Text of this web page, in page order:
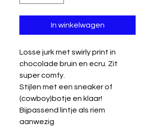
In winkelwagen
Losse jurk met swirly print in
chocolade bruin en ecru. Zit
super comfy.
Stijlen met een sneaker of
(cowboy)botje en klaar!
Bijpassend lintje als riem
aanwezig